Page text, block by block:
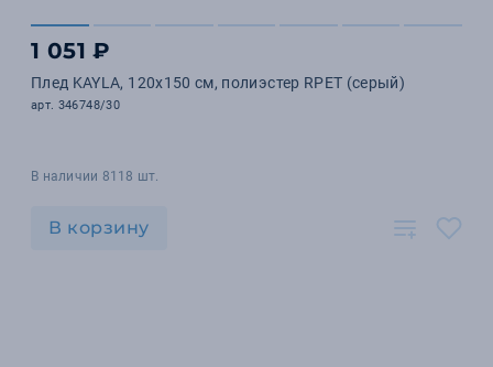
1 051 ₽
Плед KAYLA, 120x150 см, полиэстер RPET (серый)
арт. 346748/30
В наличии 8118 шт.
В корзину